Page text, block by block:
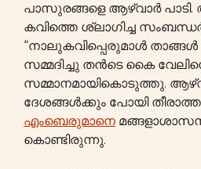
പാസുരങ്ങളെ ആഴ്വാർ
കവിത്തെ ശ്ലാഗിച്ച
“നാലുകവിപ്പെരുമാൾ
സമ്മദിച്ചു തൻടെ കൈ
സമ്മാനമായികൊടുത്തു.
ദേശങ്ങൾക്കും പോയി
എംബെരുമാനെ
കൊണ്ടിരുന്നു.